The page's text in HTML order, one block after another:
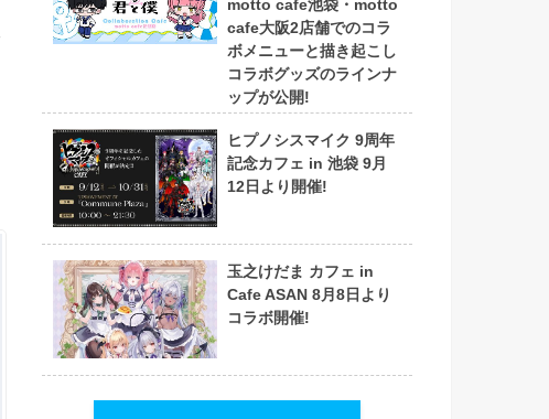
motto cafe池袋・motto
cafe大阪2店舗でのコラ
ボメニューと描き起こし
コラボグッズのラインナ
ップが公開!
ヒプノシスマイク 9周年
記念カフェ in 池袋 9月
12日より開催!
玉之けだま カフェ in
Cafe ASAN 8月8日より
コラボ開催!